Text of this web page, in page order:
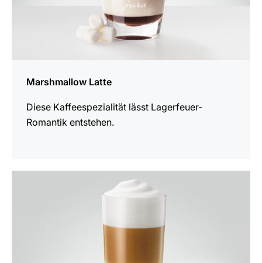
Marshmallow Latte
Diese Kaffeespezialität lässt Lagerfeuer-
Romantik entstehen.